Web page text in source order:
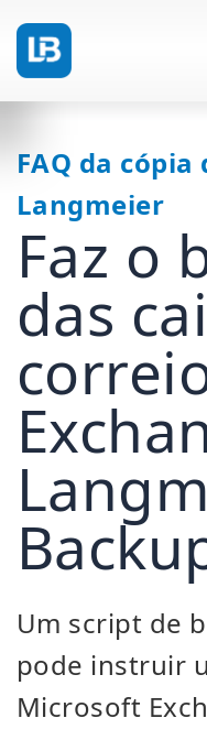
FAQ da
Langmeier
Faz o
das
Um script de
pode instruir
Microsoft